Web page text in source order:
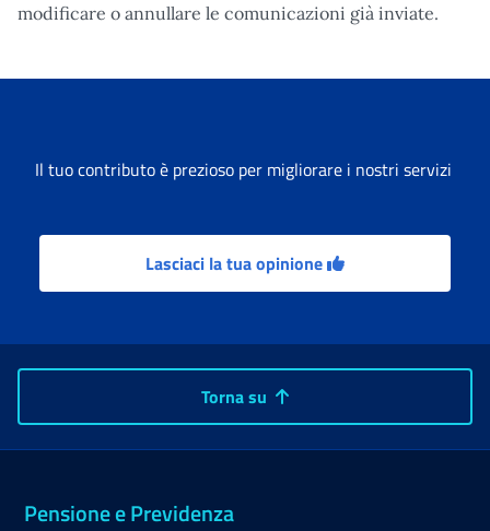
modificare o annullare le comunicazioni già inviate.
Il tuo contributo è prezioso per migliorare i nostri servizi
Lasciaci la tua opinione
Torna su
Pensione e Previdenza